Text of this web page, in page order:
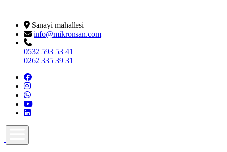
Sanayi mahallesi
info@mikronsan.com
0532 593 53 41
0262 335 39 31